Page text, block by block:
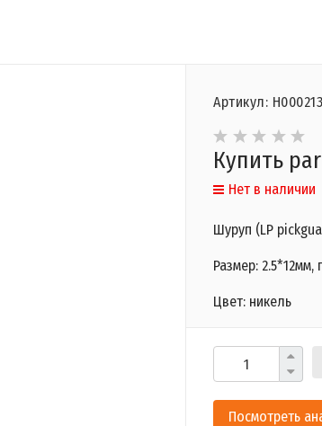
Артикул:
Купить
Нет в наличии
Шуруп (LP
Размер: 2.5*12мм,
Цвет: никель
Посмотреть